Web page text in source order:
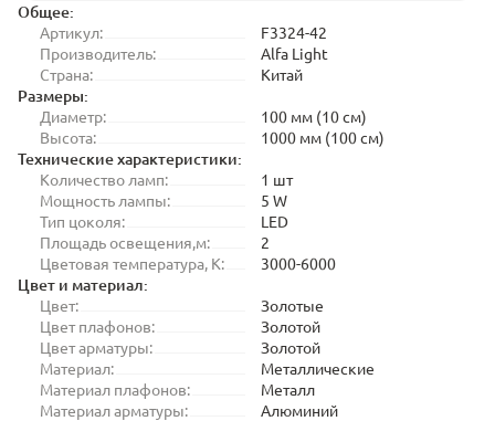
Общее:
Артикул:
F3324-42
Производитель:
Alfa Light
Страна:
Китай
Размеры:
Диаметр:
100 мм (10 см)
Высота:
1000 мм (100 см)
Технические характеристики:
Количество ламп:
1 шт
Мощность лампы:
5 W
Тип цоколя:
LED
Площадь освещения,м:
2
Цветовая температура, K:
3000-6000
Цвет и материал:
Цвет:
Золотые
Цвет плафонов:
Золотой
Цвет арматуры:
Золотой
Материал:
Металлические
Материал плафонов:
Металл
Материал арматуры:
Алюминий